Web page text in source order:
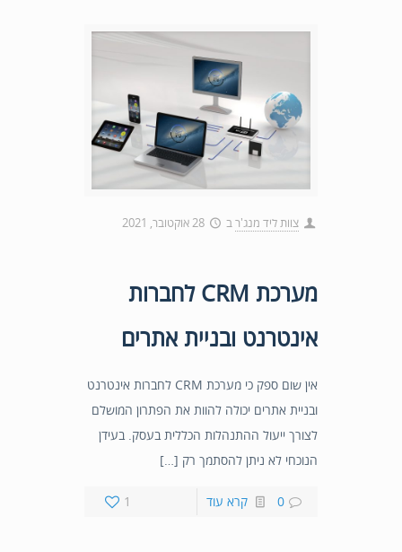
צוות ליד מנג'רב 28 אוקטובר, 2021
מערכת CRM לחברות
אינטרנט ובניית אתרים
אין שום ספק כי מערכת CRM לחברות אינטרנט
ובניית אתרים יכולה להוות את הפתרון המושלם
לצורך ייעול ההתנהלות הכללית בעסק. בעידן
הנוכחי לא ניתן להסתמך רק […]
1 0 קרא עוד